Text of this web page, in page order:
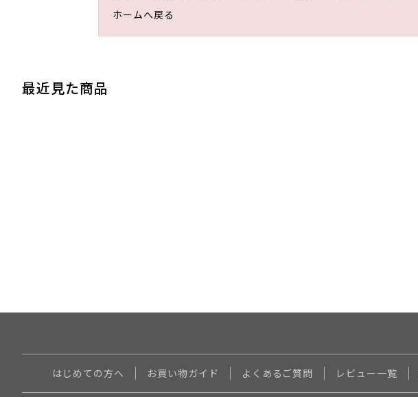
ホームへ戻る
最近見た商品
はじめての方へ お買い物ガイド よくあるご質問 レビュー一覧